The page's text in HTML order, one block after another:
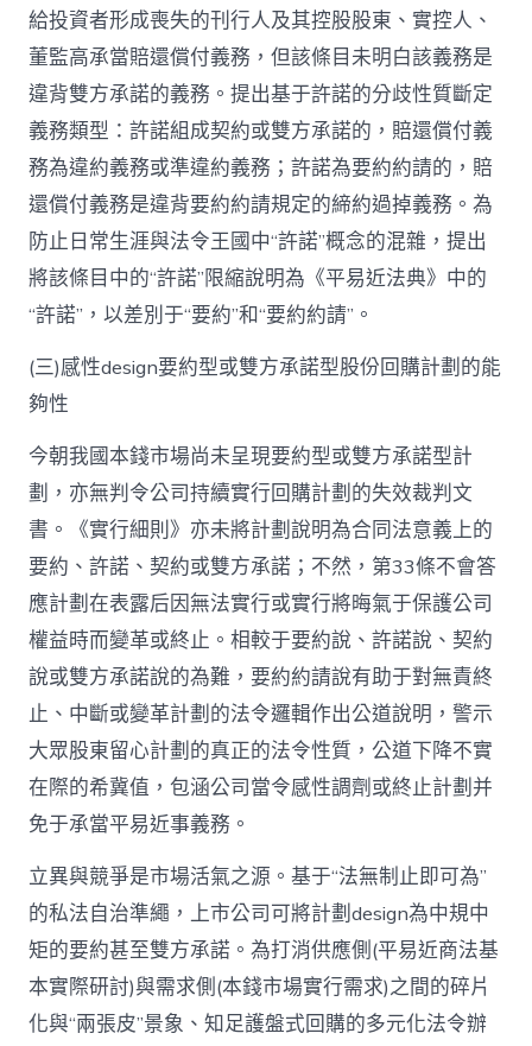
給投資者形成喪失的刊行人及其控股股東、實控人、
董監高承當賠還償付義務，但該條目未明白該義務是
違背雙方承諾的義務。提出基于許諾的分歧性質斷定
義務類型：許諾組成契約或雙方承諾的，賠還償付義
務為違約義務或準違約義務；許諾為要約約請的，賠
還償付義務是違背要約約請規定的締約過掉義務。為
防止日常生涯與法令王國中“許諾”概念的混雜，提出
將該條目中的“許諾”限縮說明為《平易近法典》中的
“許諾”，以差別于“要約”和“要約約請”。
(三)感性design要約型或雙方承諾型股份回購計劃的能
夠性
今朝我國本錢市場尚未呈現要約型或雙方承諾型計
劃，亦無判令公司持續實行回購計劃的失效裁判文
書。《實行細則》亦未將計劃說明為合同法意義上的
要約、許諾、契約或雙方承諾；不然，第33條不會答
應計劃在表露后因無法實行或實行將晦氣于保護公司
權益時而變革或終止。相較于要約說、許諾說、契約
說或雙方承諾說的為難，要約約請說有助于對無責終
止、中斷或變革計劃的法令邏輯作出公道說明，警示
大眾股東留心計劃的真正的法令性質，公道下降不實
在際的希冀值，包涵公司當令感性調劑或終止計劃并
免于承當平易近事義務。
立異與競爭是市場活氣之源。基于“法無制止即可為”
的私法自治準繩，上市公司可將計劃design為中規中
矩的要約甚至雙方承諾。為打消供應側(平易近商法基
本實際研討)與需求側(本錢市場實行需求)之間的碎片
化與“兩張皮”景象、知足護盤式回購的多元化法令辦